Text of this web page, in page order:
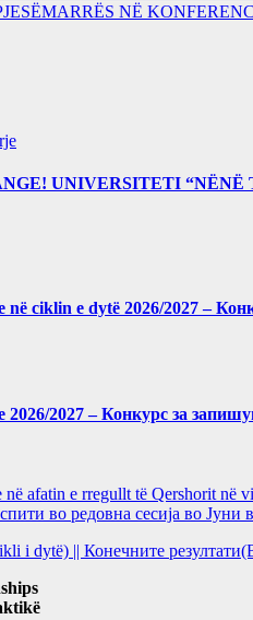
NË
UNIVERSITETI
ciklin e dytë 2026/2027 –
2027 – Конкурс за
afatin e rregullt të Qershorit në
во редовна сесија во Јуни
i dytë) || Конечните